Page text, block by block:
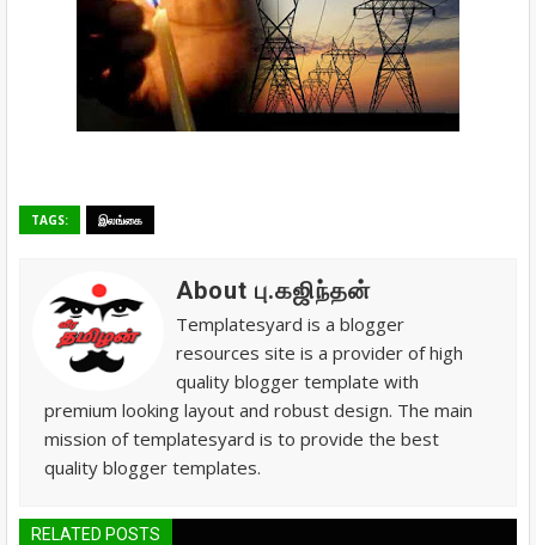
TAGS: இலங்கை
About பு.கஜிந்தன்
Templatesyard is a blogger
resources site is a provider of high
quality blogger template with
premium looking layout and robust design. The main
mission of templatesyard is to provide the best
quality blogger templates.
RELATED POSTS